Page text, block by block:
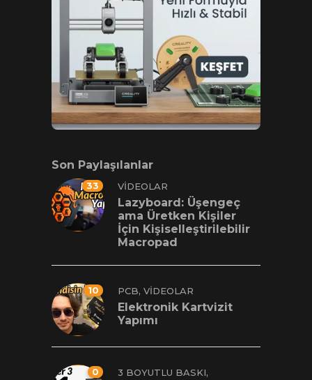
Son Paylaşılanlar
33 VIDEOLAR
Lazyboard: Üşengeç
ama Üretken Kişiler
İçin Kişiselleştirilebilir
Macropad
10 PCB, VIDEOLAR
Elektronik Kartvizit
Yapımı
0 3 BOYUTLU BASKI,